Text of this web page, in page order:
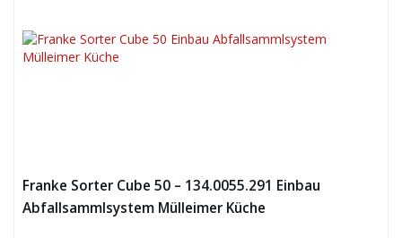
Franke Sorter Cube 50 – 134.0055.291 Einbau
Abfallsammlsystem Mülleimer Küche